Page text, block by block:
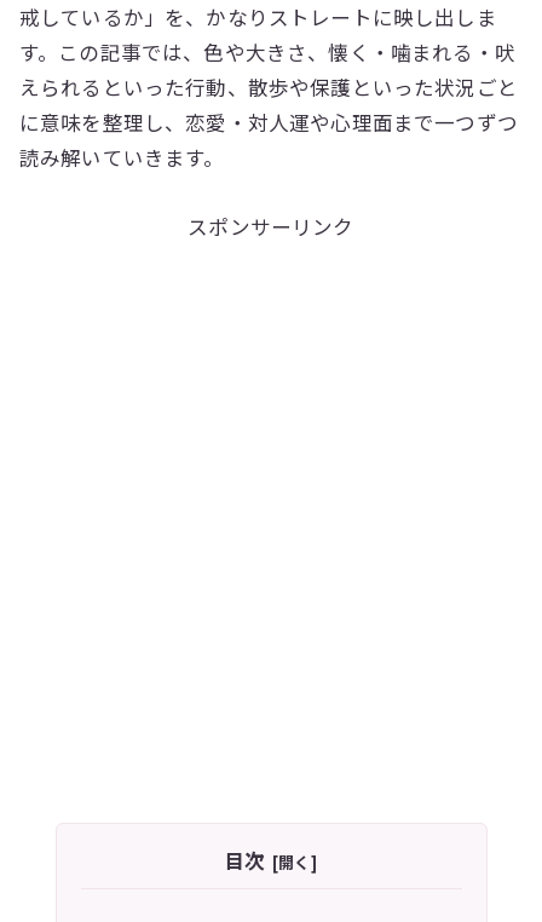
戒しているか」を、かなりストレートに映し出しま
す。この記事では、色や大きさ、懐く・噛まれる・吠
えられるといった行動、散歩や保護といった状況ごと
に意味を整理し、恋愛・対人運や心理面まで一つずつ
読み解いていきます。
スポンサーリンク
目次